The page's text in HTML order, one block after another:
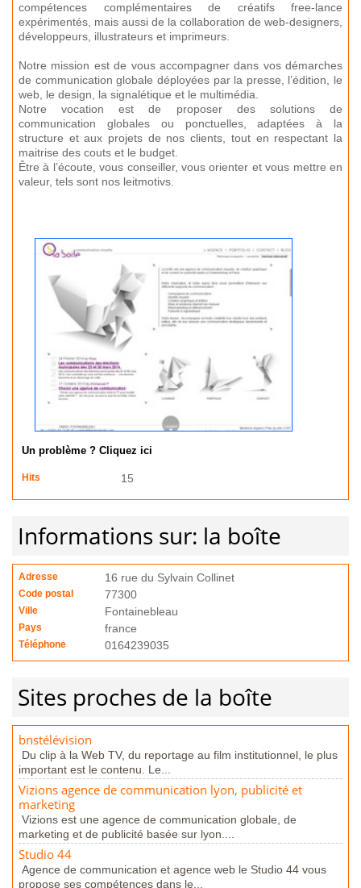
compétences complémentaires de créatifs free-lance
expérimentés, mais aussi de la collaboration de web-designers,
développeurs, illustrateurs et imprimeurs.
Notre mission est de vous accompagner dans vos démarches
de communication globale déployées par la presse, l’édition, le
web, le design, la signalétique et le multimédia.
Notre vocation est de proposer des solutions de
communication globales ou ponctuelles, adaptées à la
structure et aux projets de nos clients, tout en respectant la
maitrise des couts et le budget.
Être à l’écoute, vous conseiller, vous orienter et vous mettre en
valeur, tels sont nos leitmotivs.
Un problème ? Cliquez ici
Hits 15
Informations sur: la boîte
Adresse 16 rue du Sylvain Collinet
Code postal 77300
Ville Fontainebleau
Pays france
Téléphone 0164239035
Sites proches de la boîte
bnstélévision
Du clip à la Web TV, du reportage au film institutionnel, le plus
important est le contenu. Le...
Vizions agence de communication lyon, publicité et
marketing
Vizions est une agence de communication globale, de
marketing et de publicité basée sur lyon....
Studio 44
Agence de communication et agence web le Studio 44 vous
propose ses compétences dans le...